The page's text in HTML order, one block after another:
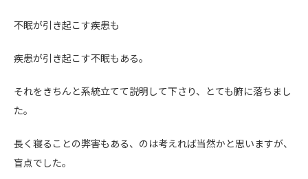
不眠が引き起こす疾患も
疾患が引き起こす不眠もある。
それをきちんと系統立てて説明して下さり、とても腑に落ちまし
た。
長く寝ることの弊害もある、のは考えれば当然かと思いますが、
盲点でした。